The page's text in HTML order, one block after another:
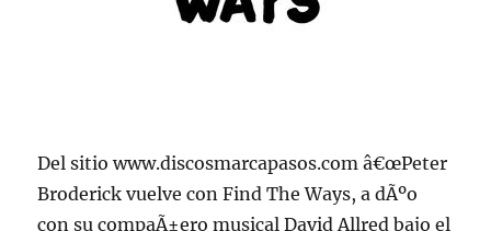
Del sitio www.discosmarcapasos.com â€œPeter
Broderick vuelve con Find The Ways, a dÃºo
con su compaÃ±ero musical David Allred bajo el